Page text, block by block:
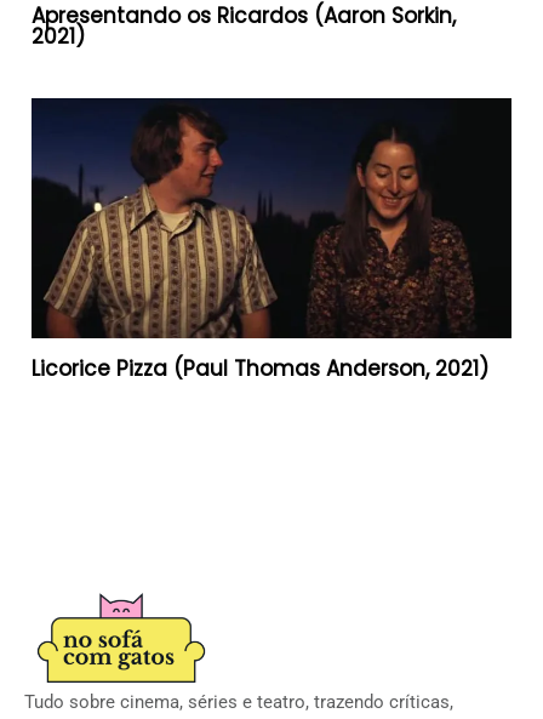
Apresentando os Ricardos (Aaron Sorkin,
2021)
Licorice Pizza (Paul Thomas Anderson, 2021)
Tudo sobre cinema, séries e teatro, trazendo críticas,